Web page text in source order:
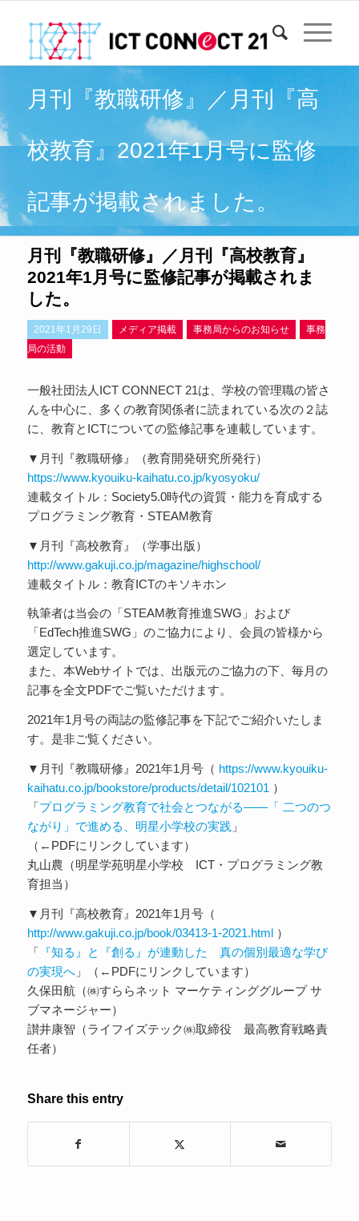
月刊『教職研修』／月刊『高
校教育』2021年1月号に監修
記事が掲載されました。
月刊『教職研修』／月刊『高校教育』
2021年1月号に監修記事が掲載されま
した。
2021年1月29日 メディア掲載 事務局からのお知らせ
事務
局の活動
一般社団法人ICT CONNECT 21は、学校の管理職の皆さ
んを中心に、多くの教育関係者に読まれている次の２誌
に、教育とICTについての監修記事を連載しています。
▼月刊『教職研修』（教育開発研究所発行）
https://www.kyouiku-kaihatu.co.jp/kyosyoku/
連載タイトル：Society5.0時代の資質・能力を育成する
プログラミング教育・STEAM教育
▼月刊『高校教育』（学事出版）
http://www.gakuji.co.jp/magazine/highschool/
連載タイトル：教育ICTのキソキホン
執筆者は当会の「STEAM教育推進SWG」および
「EdTech推進SWG」のご協力により、会員の皆様から
選定しています。
また、本Webサイトでは、出版元のご協力の下、毎月の
記事を全文PDFでご覧いただけます。
2021年1月号の両誌の監修記事を下記でご紹介いたしま
す。是非ご覧ください。
▼月刊『教職研修』2021年1月号（ https://www.kyouiku-
kaihatu.co.jp/bookstore/products/detail/102101 ）
「プログラミング教育で社会とつながる――「 二つのつ
ながり」で進める、明星小学校の実践 」
（←PDFにリンクしています）
丸山農（明星学苑明星小学校 ICT・プログラミング教
育担当）
▼月刊『高校教育』2021年1月号（
http://www.gakuji.co.jp/book/03413-1-2021.html）
「 『知る』と『創る』が連動した 真の個別最適な学び
の実現へ」（←PDFにリンクしています）
久保田航（㈱すららネット マーケティンググループ サ
ブマネージャー）
讃井康智（ライフイズテック㈱取締役 最高教育戦略責
任者）
Share this entry